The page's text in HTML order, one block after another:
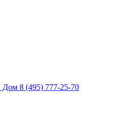
8 (495) 777-25-70